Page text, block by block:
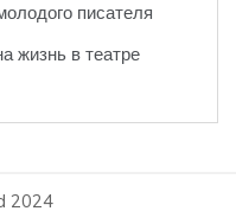
писателя
жизнь в театре
2024